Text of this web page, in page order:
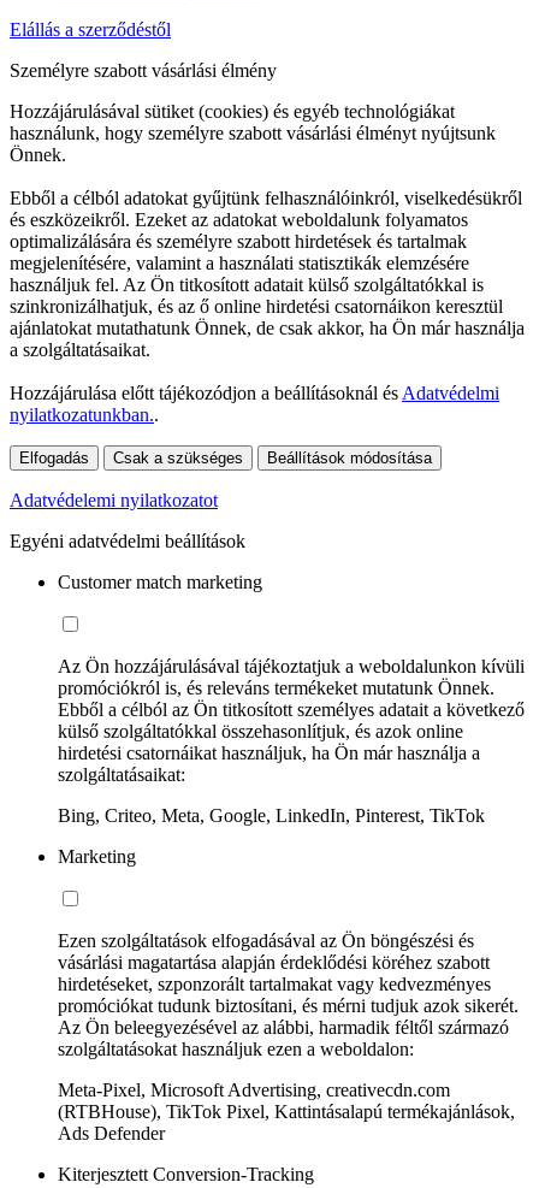
Elállás a szerződéstől
Személyre szabott vásárlási élmény
Hozzájárulásával sütiket (cookies) és egyéb technológiákat
használunk, hogy személyre szabott vásárlási élményt nyújtsunk
Önnek.
Ebből a célból adatokat gyűjtünk felhasználóinkról, viselkedésükről
és eszközeikről. Ezeket az adatokat weboldalunk folyamatos
optimalizálására és személyre szabott hirdetések és tartalmak
megjelenítésére, valamint a használati statisztikák elemzésére
használjuk fel. Az Ön titkosított adatait külső szolgáltatókkal is
szinkronizálhatjuk, és az ő online hirdetési csatornáikon keresztül
ajánlatokat mutathatunk Önnek, de csak akkor, ha Ön már használja
a szolgáltatásaikat.
Hozzájárulása előtt tájékozódjon a beállításoknál és Adatvédelmi
nyilatkozatunkban..
Elfogadás Csak a szükséges Beállítások módosítása
Adatvédelemi nyilatkozatot
Egyéni adatvédelmi beállítások
Customer match marketing
Az Ön hozzájárulásával tájékoztatjuk a weboldalunkon kívüli
promóciókról is, és releváns termékeket mutatunk Önnek.
Ebből a célból az Ön titkosított személyes adatait a következő
külső szolgáltatókkal összehasonlítjuk, és azok online
hirdetési csatornáikat használjuk, ha Ön már használja a
szolgáltatásaikat:
Bing, Criteo, Meta, Google, LinkedIn, Pinterest, TikTok
Marketing
Ezen szolgáltatások elfogadásával az Ön böngészési és
vásárlási magatartása alapján érdeklődési köréhez szabott
hirdetéseket, szponzorált tartalmakat vagy kedvezményes
promóciókat tudunk biztosítani, és mérni tudjuk azok sikerét.
Az Ön beleegyezésével az alábbi, harmadik féltől származó
szolgáltatásokat használjuk ezen a weboldalon:
Meta-Pixel, Microsoft Advertising, creativecdn.com
(RTBHouse), TikTok Pixel, Kattintásalapú termékajánlások,
Ads Defender
Kiterjesztett Conversion-Tracking